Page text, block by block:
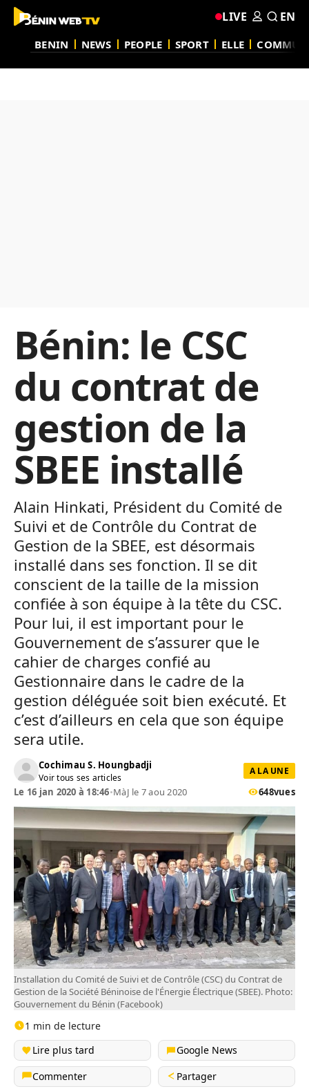
BENIN NEWS PEOPLE SPORT ELLE
LIVE EN
Bénin: le CSC
du contrat de
gestion de la
SBEE installé
Alain Hinkati, Président du Comité de
Suivi et de Contrôle du Contrat de
Gestion de la SBEE, est désormais
installé dans ses fonction. Il se dit
conscient de la taille de la mission
confiée à son équipe à la tête du CSC.
Pour lui, il est important pour le
Gouvernement de s’assurer que le
cahier de charges confié au
Gestionnaire dans le cadre de la
gestion déléguée soit bien exécuté. Et
c’est d’ailleurs en cela que son équipe
sera utile.
Cochimau S. Houngbadji
Voir tous ses articles
A LA UNE
Le 16 jan 2020 à 18:46•MàJ le 7 aou 2020 648vues
Installation du Comité de Suivi et de Contrôle (CSC) du Contrat de
Gestion de la Société Béninoise de l'Énergie Électrique (SBEE). Photo:
Gouvernement du Bénin (Facebook)
1 min de lecture
Lire plus tard
Google News
Commenter
Partager